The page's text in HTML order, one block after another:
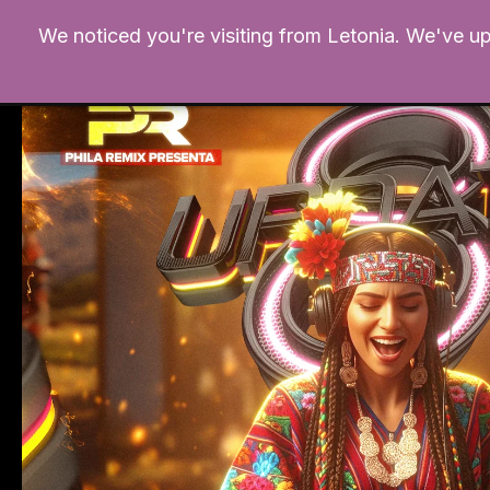
We noticed you're visiting from Letonia. We've